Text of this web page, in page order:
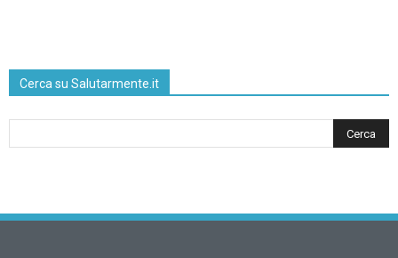
Cerca su Salutarmente.it